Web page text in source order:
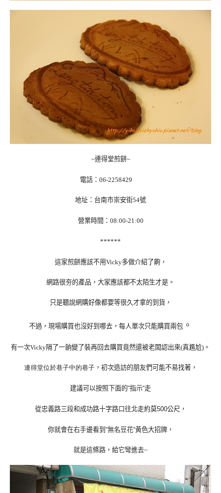
~連得堂煎餅~
電話： 06-2258429
地址：台南市崇安街54號
營業時間： 08:00-21:00
******
這家煎餅應該不用Vicky多做介紹了齁，
網路很夯的產品，大家應該都不太陌生才是。
只是聽說網購好像都要等很久才拿的到貨，
不過，現場購買也沒好到哪去，每人單次只能購買兩包 。
有一次Vicky隔了一餉變了裝再回去購買竟然還被老闆認出來(真尷尬) 。
連得堂位於巷子中的巷子， 初次造訪的朋友們可能不易找著，
建議可以按照下面的“指示“走
從忠義路三段和成功路十字路口往北走約莫500公尺，
你就會在右手邊看到“無名豆花“黃色大招牌，
就是這條路 ，給它彎進去~